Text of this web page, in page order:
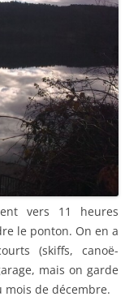
vers 11 heures
le ponton. On en a
(skiffs, canoë-
mais on garde
mois de décembre.